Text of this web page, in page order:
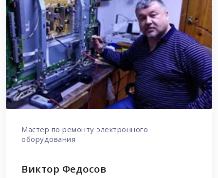
Мастер по ремонту электронного
оборудования
Виктор Федосов